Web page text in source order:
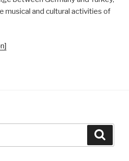
musical and cultural activities of